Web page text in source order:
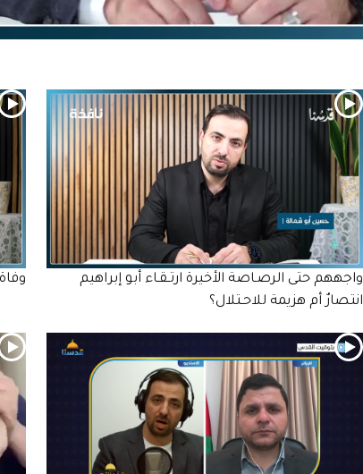
واجههم حتى الرصـاصة الأخيرة ارتـقـاء أبو إبراهيم
انتصارٌ أم هزيمة للاحـتلال؟
وفاة 6 أطفال في غزة نتيجة البرد القارس